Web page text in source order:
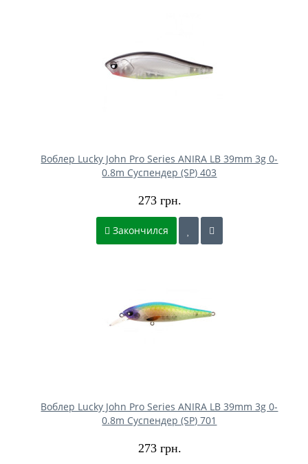
Воблер Lucky John Pro Series ANIRA LB 39mm 3g 0-
0.8m Cуспендер (SP) 403
273 грн.
Закончился
Воблер Lucky John Pro Series ANIRA LB 39mm 3g 0-
0.8m Cуспендер (SP) 701
273 грн.